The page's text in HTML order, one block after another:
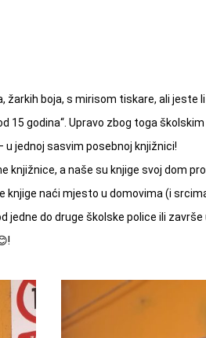
boja, s mirisom tiskare, ali
godina“. Upravo zbog toga
u jednoj sasvim posebnoj knjižnici!
knjižnice, a naše su knjige svoj dom
naći mjesto u domovima (i
jedne do druge školske police ili